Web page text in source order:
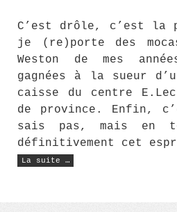
C’est drôle, c’est la
je (re)porte des
Weston de mes
gagnées à la sueur
caisse du centre
de province. Enfin,
sais pas, mais en
définitivement cet
La suite …
« Miroir
mon